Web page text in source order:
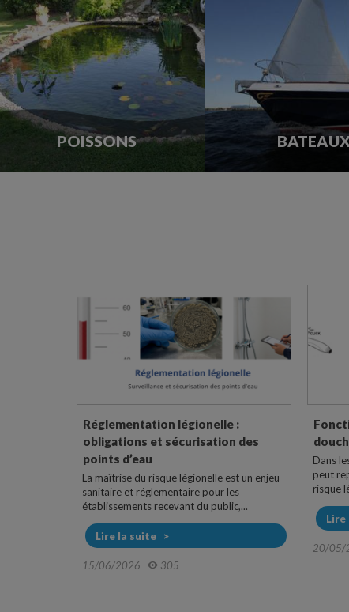
POISSONS
Réglementation légionelle :
obligations et sécurisation des
points d’eau
La maîtrise du risque légionelle est un enjeu
sanitaire et réglementaire pour les
établissements recevant du public,...
Lire la suite
15/06/2026 305
Dans
peut
risque
Lire
20/05/